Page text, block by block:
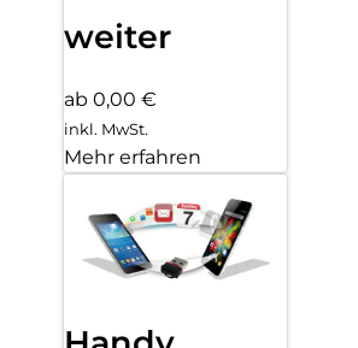
weiter
ab 0,00 €
inkl. MwSt.
Mehr erfahren